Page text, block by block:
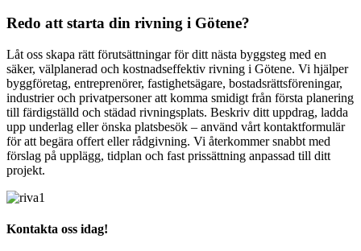
Redo att starta din rivning i Götene?
Låt oss skapa rätt förutsättningar för ditt nästa byggsteg med en
säker, välplanerad och kostnadseffektiv rivning i Götene. Vi hjälper
byggföretag, entreprenörer, fastighetsägare, bostadsrättsföreningar,
industrier och privatpersoner att komma smidigt från första planering
till färdigställd och städad rivningsplats. Beskriv ditt uppdrag, ladda
upp underlag eller önska platsbesök – använd vårt kontaktformulär
för att begära offert eller rådgivning. Vi återkommer snabbt med
förslag på upplägg, tidplan och fast prissättning anpassad till ditt
projekt.
Kontakta oss idag!